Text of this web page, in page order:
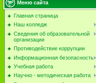
Меню сайта
Главная страница
Наш колледж
Сведения об образовательной
организации
Противодействие коррупции
Информационная безопасность
Учебная работа
Научно - методическая работа